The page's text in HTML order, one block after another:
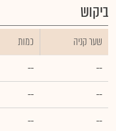
ביקוש
שער קניה כמות
--
--
--
--
--
--